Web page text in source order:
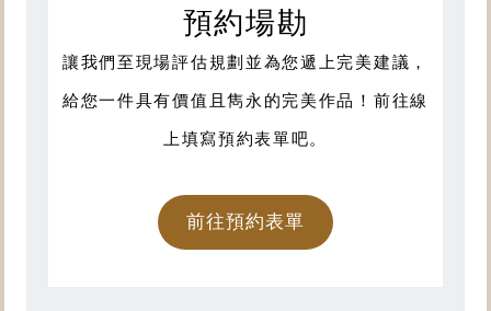
預約場勘
讓我們至現場評估規劃並為您遞上完美建議，
給您一件具有價值且雋永的完美作品！前往線
上填寫預約表單吧。
前往預約表單